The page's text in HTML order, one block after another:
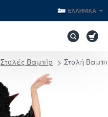
ΕΛΛΗΝΙΚΆ
Στολές Βαμπίρ Στολή